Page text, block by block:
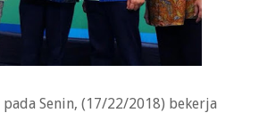
Senin, (17/22/2018) bekerja